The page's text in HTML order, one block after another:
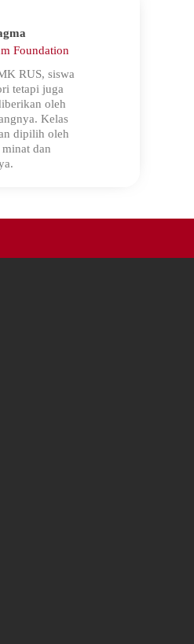
Foundation
RUS, siswa
tetapi juga
oleh
Kelas
dipilih oleh
minat dan